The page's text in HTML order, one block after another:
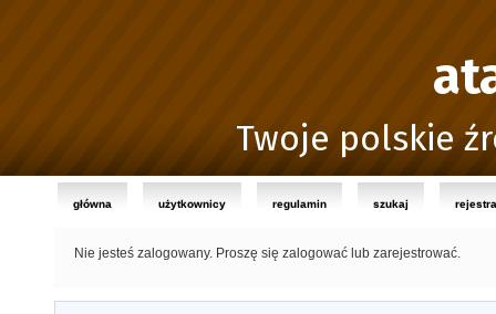
Twoje polskie
główna użytkownicy regulamin szukaj
Nie jesteś zalogowany. Proszę się zalogować lub zarejestrować.